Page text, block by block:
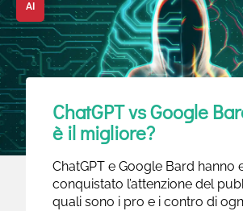
AI
ChatGPT vs Google
è il migliore?
ChatGPT e Google Bard hanno
conquistato l’attenzione del
quali sono i pro e i contro di